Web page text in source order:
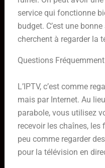
service qui fonctionne
budget. C’est une
cherchent à regarder la
Questions
L’IPTV, c’est comme
mais par Internet. Au
parabole, vous utilisez
recevoir les chaînes, les
peu comme regarder
pour la télévision en